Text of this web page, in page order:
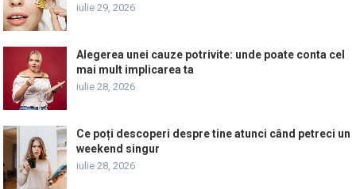
iulie 29, 2026
Alegerea unei cauze potrivite: unde poate conta cel
mai mult implicarea ta
iulie 28, 2026
Ce poți descoperi despre tine atunci când petreci un
weekend singur
iulie 28, 2026